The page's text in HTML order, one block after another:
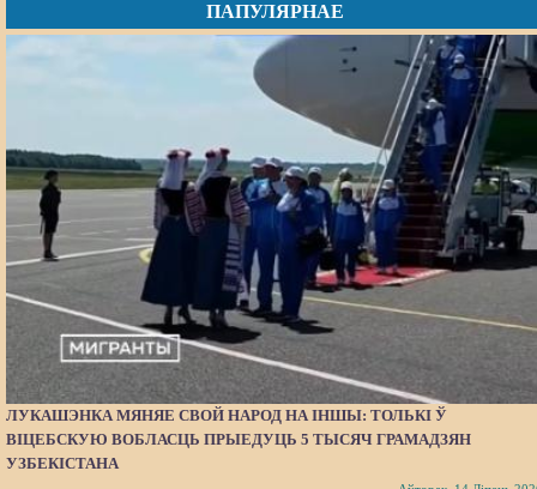
ПАПУЛЯРНАЕ
ЛУКАШЭНКА МЯНЯЕ СВОЙ НАРОД НА ІНШЫ: ТОЛЬКІ Ў
ВІЦЕБСКУЮ ВОБЛАСЦЬ ПРЫЕДУЦЬ 5 ТЫСЯЧ ГРАМАДЗЯН
УЗБЕКІСТАНА